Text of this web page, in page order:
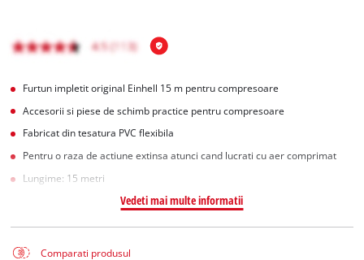
Furtun impletit original Einhell 15 m pentru compresoare
Accesorii si piese de schimb practice pentru compresoare
Fabricat din tesatura PVC flexibila
Pentru o raza de actiune extinsa atunci cand lucrati cu aer comprimat
Lungime: 15 metri
Vedeti mai multe informatii
Comparati produsul